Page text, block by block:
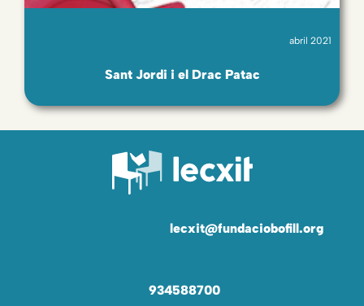
abril 2021
Sant Jordi i el Drac Patac
lecxit@fundaciobofill.org
934588700